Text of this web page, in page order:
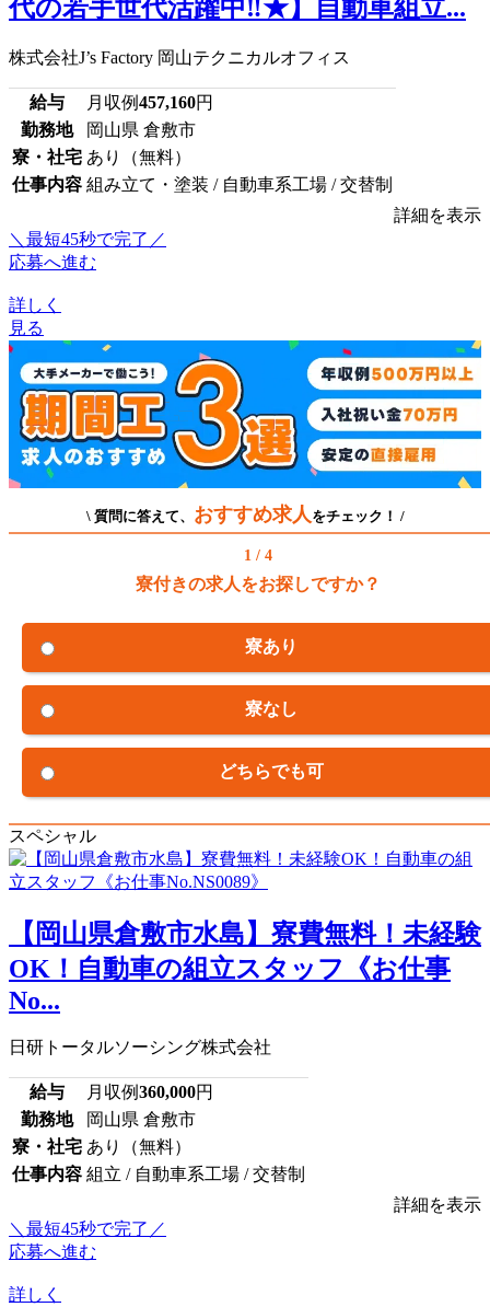
代の若手世代活躍中‼★】自動車組立...
株式会社J’s Factory 岡山テクニカルオフィス
給与 月収例457,160円
勤務地
岡山県 倉敷市
寮・社宅 あり（無料）
仕事内容 組み立て・塗装 / 自動車系工場 / 交替制
詳細を表示
＼最短45秒で完了／
応募へ進む
詳しく
見る
\ 質問に答えて、 おすすめ求人 をチェック！ /
1 / 4
寮付きの求人をお探しですか？
寮あり
寮なし
どちらでも可
スペシャル
【岡山県倉敷市水島】寮費無料！未経験
OK！自動車の組立スタッフ《お仕事
No...
日研トータルソーシング株式会社
給与 月収例360,000円
勤務地
岡山県 倉敷市
寮・社宅 あり（無料）
仕事内容 組立 / 自動車系工場 / 交替制
詳細を表示
＼最短45秒で完了／
応募へ進む
詳しく